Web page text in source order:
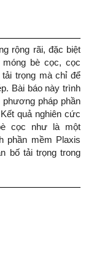
rộng rãi, đặc biệt
bè cọc, cọc
trọng mà chỉ để
Bài báo này trình
pháp phần
quả nghiên cức
cọc như là một
phần mềm Plaxis
bố tải trọng trong